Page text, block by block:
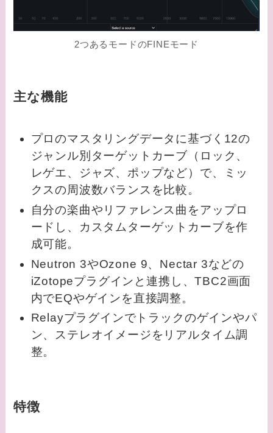
2つあるモードのFINEモード
主な機能
プロのマスタリングデータに基づく12の
ジャンル別ターゲットカーブ（ロック、
レゲエ、ジャズ、ポップなど）で、ミッ
クスの周波数バランスを比較。
自分の楽曲やリファレンス曲をアップロ
ードし、カスタムターゲットカーブを作
成可能。
Neutron 3やOzone 9、Nectar 3などの
iZotopeプラグインと連携し、TBC2画面
内でEQやゲインを直接調整。
Relayプラグインでトラックのゲインやパ
ン、ステレオイメージをリアルタイム調
整。
特徴